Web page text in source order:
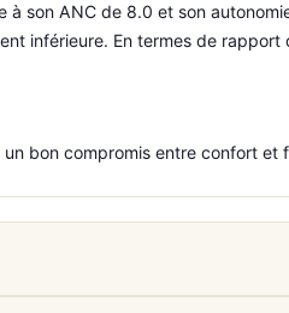
son ANC de 8.0 et son
inférieure. En termes de
bon compromis entre confort